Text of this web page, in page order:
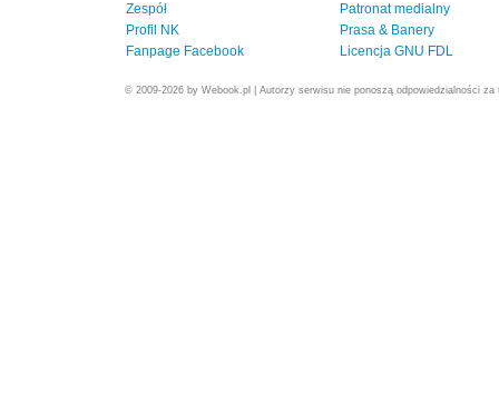
Zespół
Profil NK
Fanpage Facebook
Patronat medialny
Prasa & Banery
Licencja GNU FDL
© 2009-2026 by Webook.pl | Autorzy serwisu nie ponoszą odpowiedzialności